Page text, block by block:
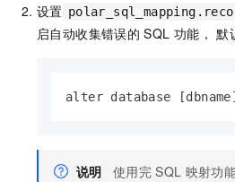
设置
启自动收集错误的 SQL 功能， 默
alter database
说明 使用完 SQL 映射功